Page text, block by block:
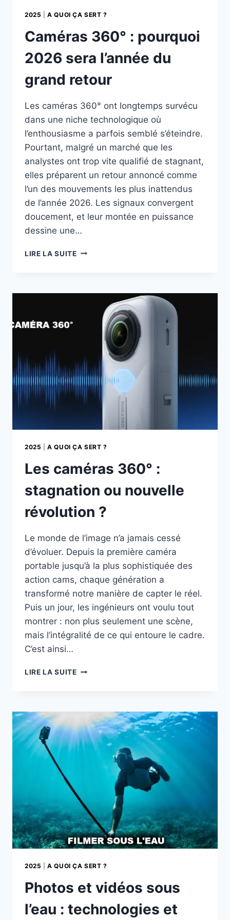
2025 |A QUOI ÇA SERT ?
Caméras 360° : pourquoi
2026 sera l’année du
grand retour
Les caméras 360° ont longtemps survécu
dans une niche technologique où
l’enthousiasme a parfois semblé s’éteindre.
Pourtant, malgré un marché que les
analystes ont trop vite qualifié de stagnant,
elles préparent un retour annoncé comme
l’un des mouvements les plus inattendus
de l’année 2026. Les signaux convergent
doucement, et leur montée en puissance
dessine une…
LIRE LA SUITECAMÉRAS
2026
L’ANNÉE
RETOUR
2025 |A QUOI ÇA SERT ?
Les caméras 360° :
stagnation ou nouvelle
révolution ?
Le monde de l’image n’a jamais cessé
d’évoluer. Depuis la première caméra
portable jusqu’à la plus sophistiquée des
action cams, chaque génération a
transformé notre manière de capter le réel.
Puis un jour, les ingénieurs ont voulu tout
montrer : non plus seulement une scène,
mais l’intégralité de ce qui entoure le cadre.
C’est ainsi…
LIRE LA SUITELES
STAGNATION
OU
NOUVELLE
RÉVOLUTION
2025 |A QUOI ÇA SERT ?
Photos et vidéos sous
l’eau : technologies et